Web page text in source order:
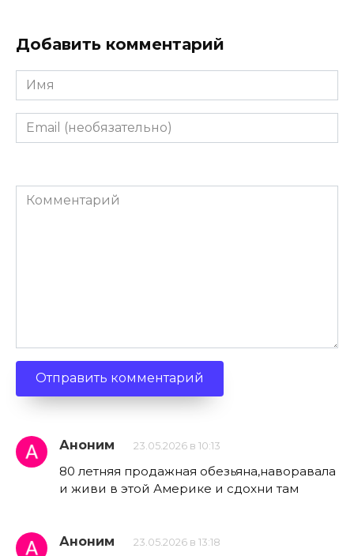
Добавить комментарий
Имя
Email
(необязательно)
Комментарий
Аноним 23.05.2026 в 10:13
80 летняя продажная обезьяна,наворавала
и живи в этой Америке и сдохни там
Аноним 23.05.2026 в 13:18